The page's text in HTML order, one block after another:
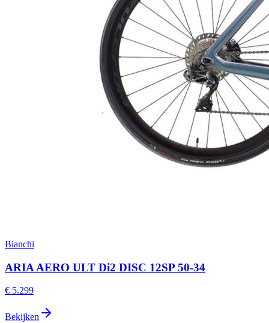
Bianchi
ARIA AERO ULT Di2 DISC 12SP 50-34
€ 5.299
Bekijken